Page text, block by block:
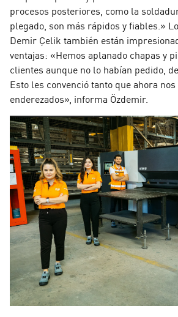
procesos posteriores, como la
plegado, son más rápidos y fiables.»
Demir Çelik también están
ventajas: «Hemos aplanado chapas y
clientes aunque no lo habían pedido,
Esto les convenció tanto que ahora
enderezados», informa Özdemir.